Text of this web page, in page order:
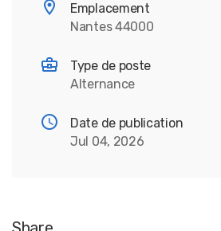
Emplacement
Nantes 44000
Type de poste
Alternance
Date de publication
Jul 04, 2026